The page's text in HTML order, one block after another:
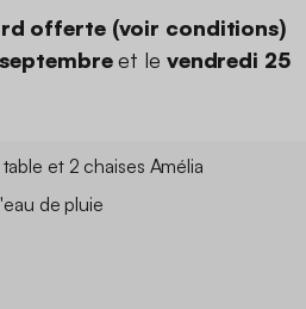
offerte (voir conditions)
et le vendredi 25
et 2 chaises Amélia
de pluie